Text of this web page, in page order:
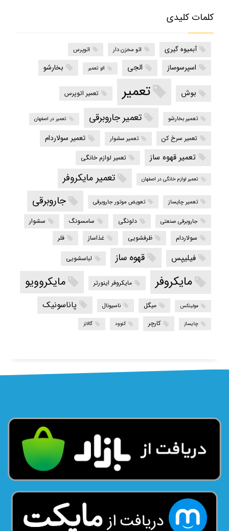
کلمات کلیدی
آبمیوه گیری اتو مخزن دار اتوپرس
اسپرسوساز الجی الو تعمیر بخارشو
بوش تعمیر تعمیر اتوپرس
تعمیر بخارشو تعمیر جاروبرقی تعمیر در اصفهان
تعمیر سرخ کن تعمیر سشوار تعمیر سولاردام
تعمیر قهوه ساز تعمیر لوازم خانگی
تعمیر لوازم خانگی در اصفهان تعمیر مایکروفر
تعمیر چایساز تعویض موتور جاروبرقی جاروبرقی
جاروبرقی صنعتی دلونگی سامسونگ
سشوار
سولاردام
ظرفشویی غذاساز فلر
فیلیپس قهوه ساز لباسشویی
مایکروفر مایکروفر اینورتر مایکروویو
مولینکس میگل ناسیونال پاناسونیک
چایساز کارچر کنوود گالانز